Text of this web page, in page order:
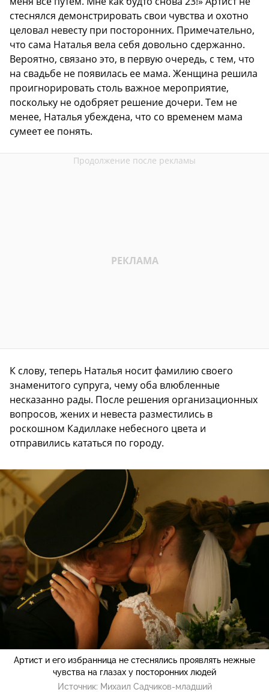
стеснялся демонстрировать свои чувства и охотно
целовал невесту при посторонних. Примечательно,
что сама Наталья вела себя довольно сдержанно.
Вероятно, связано это, в первую очередь, с тем, что
на свадьбе не появилась ее мама. Женщина решила
проигнорировать столь важное мероприятие,
поскольку не одобряет решение дочери. Тем не
менее, Наталья убеждена, что со временем мама
сумеет ее понять.
К слову, теперь Наталья носит фамилию своего
знаменитого супруга, чему оба влюбленные
несказанно рады. После решения организационных
вопросов, жених и невеста разместились в
роскошном Кадиллаке небесного цвета и
отправились кататься по городу.
Артист и его избранница не стеснялись проявлять нежные
чувства на глазах у посторонних людей
Источник: Михаил Садчиков-младший